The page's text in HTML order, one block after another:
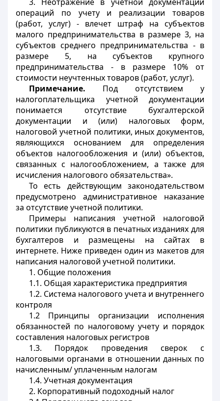
операций по учету и реализации товаров
(работ, услуг) - влечет штраф на субъектов
малого предпринимательства в размере 3, на
субъектов среднего предпринимательства - в
размере 5, на субъектов крупного
предпринимательства - в размере 10% от
стоимости неучтенных товаров (работ, услуг).
Примечание. Под отсутствием у
налогоплательщика учетной документации
понимается отсутствие бухгалтерской
документации и (или) налоговых форм,
налоговой учетной политики, иных документов,
являющихся основанием для определения
объектов налогообложения и (или) объектов,
связанных с налогообложением, а также для
исчисления налогового обязательства».
То есть действующим законодательством
предусмотрено административное наказание
за отсутствие учетной политики.
Примеры написания учетной налоговой
политики публикуются в печатных изданиях для
бухгалтеров и размещены на сайтах в
интернете. Ниже приведен один из макетов для
написания налоговой учетной политики.
1. Общие положения
1.1. Общая характеристика предприятия
1.2. Система налогового учета и внутреннего
контроля
1.2 Принципы организации исполнения
обязанностей по налоговому учету и порядок
составления налоговых регистров
1.3. Порядок проведения сверок с
налоговыми органами в отношении данных по
начисленным/ уплаченным налогам
1.4. Учетная документация
2. Корпоративный подоходный налог